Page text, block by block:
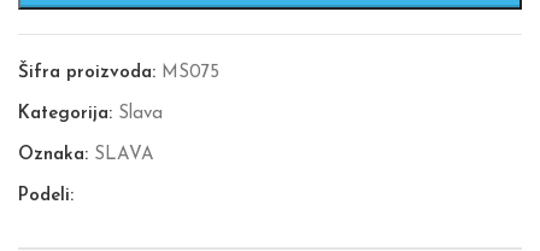
Šifra proizvoda: MS075
Kategorija: Slava
Oznaka: SLAVA
Podeli: